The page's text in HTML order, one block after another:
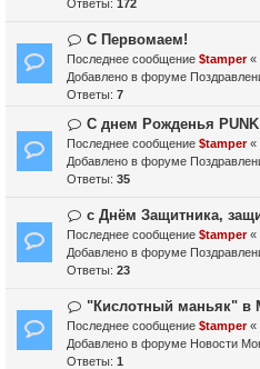
е
и
е
с
о
е
н
и
е
Ответы: 172
Н
о
в
о
с
о
о
б
е
н
и
е
С Первомаем!
Последнее сообщение $tamper«
Добавлено в форуме
Ответы: 7
Н
о
в
о
с
о
е
и
е
С днем Рожденья PUNK
Последнее сообщение $tamper«
Добавлено в форуме
Ответы: 35
Н
о
в
о
с
о
с Днём Защитника,
Последнее сообщение $tamper«
Добавлено в форуме
Ответы: 23
Н
о
в
о
"Кислотный маньяк" в
Последнее сообщение $tamper«
Добавлено в форуме Новости
Ответы: 1